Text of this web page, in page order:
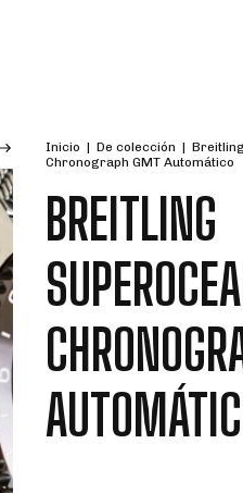
Inicio | De colección |
Chronograph GMT Automático
BREITLING